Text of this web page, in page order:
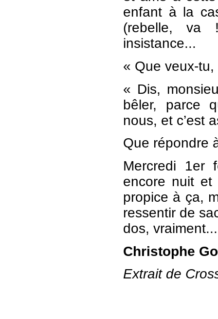
enfant à la
(rebelle, va
insistance...
« Que veux-
« Dis,
bêler, parce
nous, et c’est
Que répondre
Mercredi
encore nuit et
propice à ça,
ressentir de
dos, vraiment...
Christophe
Extrait de